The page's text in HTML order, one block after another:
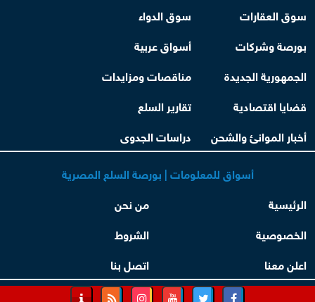
سوق العقارات
سوق الدواء
بورصة وشركات
أسواق عربية
الجمهورية الجديدة
مناقصات ومزايدات
قضايا اقتصادية
تقارير السلع
أخبار الموانئ والشحن
دراسات الجدوى
أسواق للمعلومات | بورصة السلع المصرية
الرئيسية
من نحن
الخصوصية
الشروط
اعلن معنا
اتصل بنا